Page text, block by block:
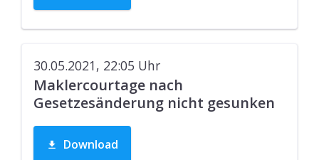
30.05.2021, 22:05 Uhr
Maklercourtage nach
Gesetzesänderung nicht gesunken
Download